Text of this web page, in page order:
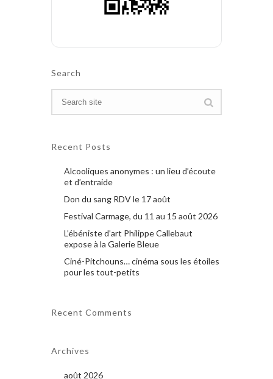
Search
Recent Posts
Alcooliques anonymes : un lieu d’écoute
et d’entraide
Don du sang RDV le 17 août
Festival Carmage, du 11 au 15 août 2026
L’ébéniste d’art Philippe Callebaut
expose à la Galerie Bleue
Ciné-Pitchouns… cinéma sous les étoiles
pour les tout-petits
Recent Comments
Archives
août 2026